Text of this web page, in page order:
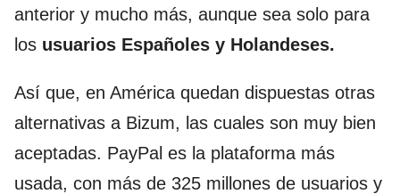
anterior y mucho más, aunque sea solo para
los usuarios Españoles y Holandeses.
Así que, en América quedan dispuestas otras
alternativas a Bizum, las cuales son muy bien
aceptadas. PayPal es la plataforma más
usada, con más de 325 millones de usuarios y